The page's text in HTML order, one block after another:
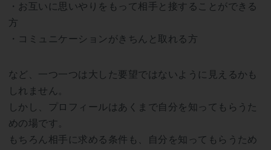
・お互いに思いやりをもって相手と接することができる
方
・コミュニケーションがきちんと取れる方
など、一つ一つは大した要望ではないように見えるかも
しれません。
しかし、プロフィールはあくまで自分を知ってもらうた
めの場です。
もちろん相手に求める条件も、自分を知ってもらうため